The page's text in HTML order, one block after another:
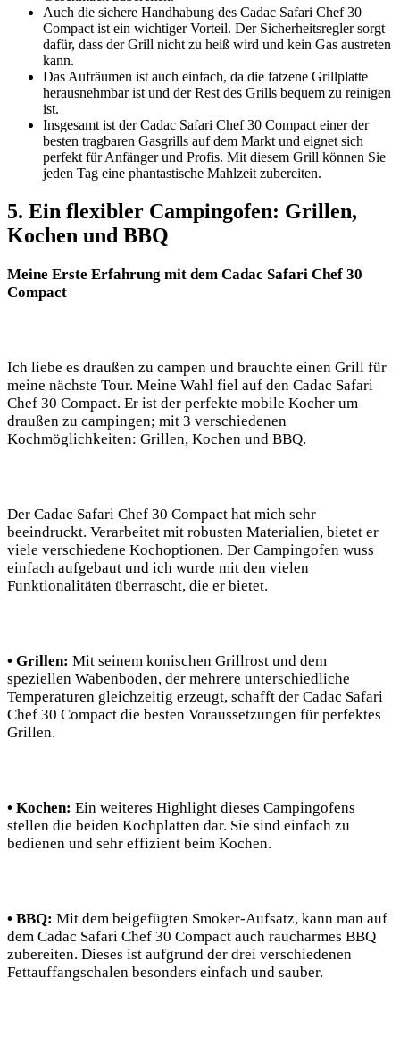
Auch die sichere Handhabung​ des Cadac Safari Chef 30
Compact ist ein wichtiger Vorteil. Der Sicherheitsregler ⁣sorgt
dafür, dass der Grill nicht zu heiß wird und kein Gas austreten​
kann.
Das Aufräumen ist auch einfach, da die fatzene Grillplatte
herausnehmbar ist und der Rest des‌ Grills bequem zu⁢ reinigen
ist.
Insgesamt‍ ist der Cadac Safari Chef⁤ 30 Compact einer der
besten tragbaren Gasgrills auf dem Markt‍ und⁤ eignet sich
perfekt für Anfänger und Profis. Mit diesem Grill können Sie
jeden Tag eine phantastische Mahlzeit ‌zubereiten.
5. Ein flexibler Campingofen: Grillen,
Kochen und BBQ
Meine Erste Erfahrung mit dem Cadac Safari Chef 30
Compact​
Ich liebe es draußen zu ⁤campen und brauchte‍ einen Grill für
meine nächste‍ Tour. Meine Wahl⁢ fiel auf den Cadac Safari
Chef 30 Compact. Er ist der ⁤perfekte mobile Kocher ‌um
draußen zu campingen; mit 3 verschiedenen
Kochmöglichkeiten: Grillen, ‌Kochen und BBQ.
Der Cadac Safari Chef 30 Compact hat mich sehr
beeindruckt. Verarbeitet mit robusten Materialien, ⁣bietet er
viele verschiedene Kochoptionen. Der Campingofen wuss
einfach aufgebaut‍ und ich wurde mit den vielen
Funktionalitäten überrascht, die er bietet. ‍
• Grillen: Mit seinem konischen Grillrost⁤ und dem
speziellen Wabenboden, der mehrere unterschiedliche
Temperaturen ​gleichzeitig erzeugt, schafft‍ der Cadac Safari
Chef 30 Compact die besten Voraussetzungen für perfektes
Grillen.
• Kochen: Ein weiteres Highlight⁣ dieses Campingofens
stellen die beiden ⁣Kochplatten dar. Sie sind ‍einfach zu
bedienen und sehr effizient beim Kochen.
• BBQ: Mit dem beigefügten Smoker-Aufsatz,⁣ kann man‍ auf‌
dem ‌Cadac Safari Chef 30 Compact auch raucharmes BBQ
zubereiten. Dieses ist aufgrund ‍der drei verschiedenen
⁢Fettauffangschalen besonders einfach und sauber.